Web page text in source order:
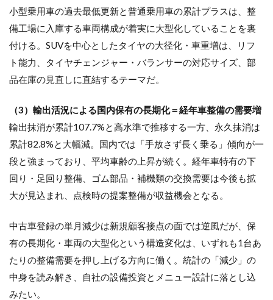
小型乗用車の過去最低更新と普通乗用車の累計プラスは、整
備工場に入庫する車両構成が着実に大型化していることを裏
付ける。SUVを中心としたタイヤの大径化・車重増は、リフ
ト能力、タイヤチェンジャー・バランサーの対応サイズ、部
品在庫の見直しに直結するテーマだ。
（3）輸出活況による国内保有の長期化＝経年車整備の需要増
輸出抹消が累計107.7%と高水準で推移する一方、永久抹消は
累計82.8%と大幅減。国内では「手放さず長く乗る」傾向が一
段と強まっており、平均車齢の上昇が続く。経年車特有の下
回り・足回り整備、ゴム部品・補機類の交換需要は今後も拡
大が見込まれ、点検時の提案整備が収益機会となる。
中古車登録の単月減少は新規顧客接点の面では逆風だが、保
有の長期化・車両の大型化という構造変化は、いずれも1台あ
たりの整備需要を押し上げる方向に働く。統計の「減少」の
中身を読み解き、自社の設備投資とメニュー設計に落とし込
みたい。